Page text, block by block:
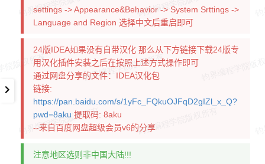
settings -> Appearance&Behavior -> System Srttings ->
Language and Region 选择中文后重启即可
24版IDEA如果没有自带汉化 那么从下方链接下载24版专
用汉化插件安装之后在按照上述方式操作即可
通过网盘分享的文件：IDEA汉化包
链接:
https://pan.baidu.com/s/1yFc_FQkuOJFqD2gIZl_x_Q?
pwd=8aku 提取码: 8aku
--来自百度网盘超级会员v6的分享
注意地区选则非中国大陆!!!